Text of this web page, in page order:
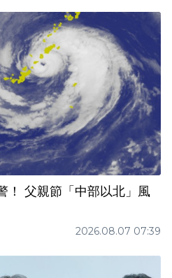
！ 父親節「中部以北」風
2026.08.07 07:39